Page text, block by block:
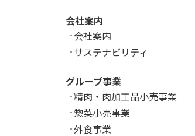
会社案内
会社案内
サステナビリティ
グループ事業
精肉・肉加工品小売事業
惣菜小売事業
外食事業